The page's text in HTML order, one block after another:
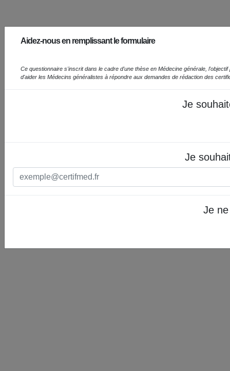
Aidez-nous en remplissant le formulaire
Ce questionnaire s'inscrit dans le cadre d'une thèse en Médecine générale,
d'aider les Médecins généralistes à répondre aux demandes de rédaction des
Je
Je
Je